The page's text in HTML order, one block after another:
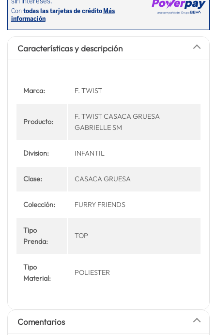
Características y descripción
Marca: F. TWIST
Producto:
F. TWIST CASACA GRUESA
GABRIELLE SM
Division: INFANTIL
Clase: CASACA GRUESA
Colección: FURRY FRIENDS
Tipo
Prenda:
TOP
Tipo
Material:
POLIESTER
Comentarios